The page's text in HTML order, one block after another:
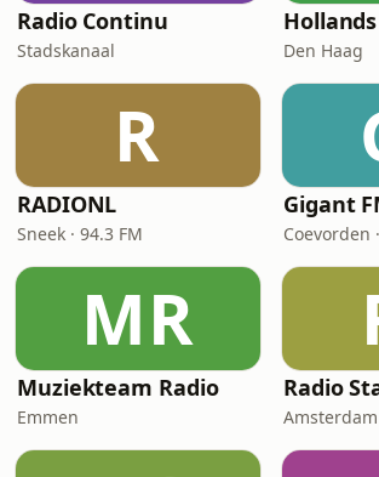
Radio Continu
Stadskanaal Den Haag
R
RADIONL
Sneek · 94.3 FM
Gigant
Coevorden
MR
Muziekteam Radio
Emmen
Radio
Amsterdam